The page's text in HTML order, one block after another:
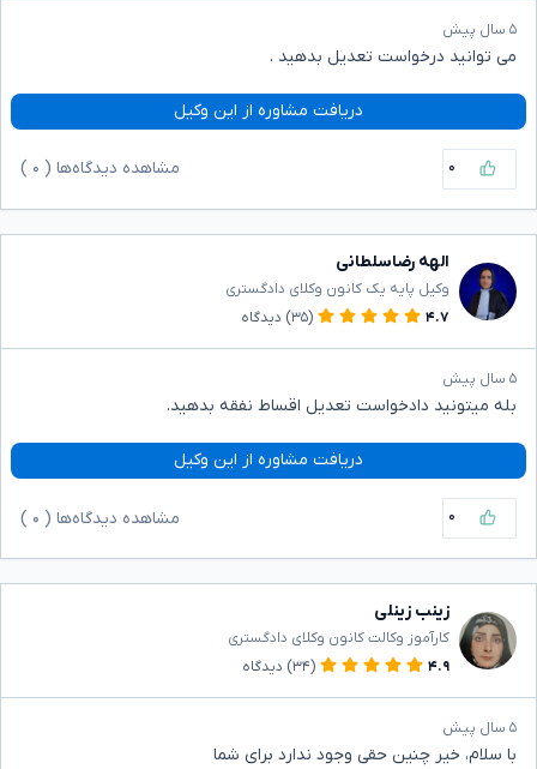
۵ سال پیش
می توانید درخواست تعدیل بدهید .
دریافت مشاوره از این وکیل
۰ مشاهده دیدگاه‌ها ( ۰
الهه رضاسلطانی
وکیل پایه یک کانون وکلای دادگستری
۴.۷
(۳۵) دیدگاه
۵ سال پیش
بله میتونید دادخواست تعدیل اقساط نفقه بدهید.
دریافت مشاوره از این وکیل
۰ مشاهده دیدگاه‌ها ( ۰
زینب زینلی
کارآموز وکالت کانون وکلای دادگستری
۴.۹
(۳۴) دیدگاه
۵ سال پیش
با سلام، خیر چنین حقی وجود ندارد برای شما